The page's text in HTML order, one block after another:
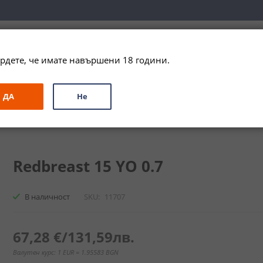
ЗА ПОДАРЪК ПРОМО СПЕЦИАЛНИ ПРЕДЛОЖЕНИЯ
Redbreast 15 YO 0.7
В наличност SKU 11707
67,28 €/131,59лв.
Валутен курс: 1 EUR = 1.95583 BGN
че имате навършени 18 години.
ДА Не